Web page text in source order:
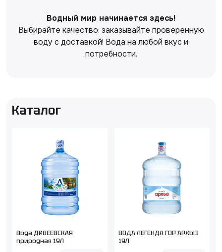
Водный мир начинается здесь!
Выбирайте качество: заказывайте проверенную
воду с доставкой! Вода на любой вкус и
потребности.
Каталог
Вода ДИВЕЕВСКАЯ
природная 19Л
ВОДА ЛЕГЕНДА ГОР АРХЫЗ
19Л